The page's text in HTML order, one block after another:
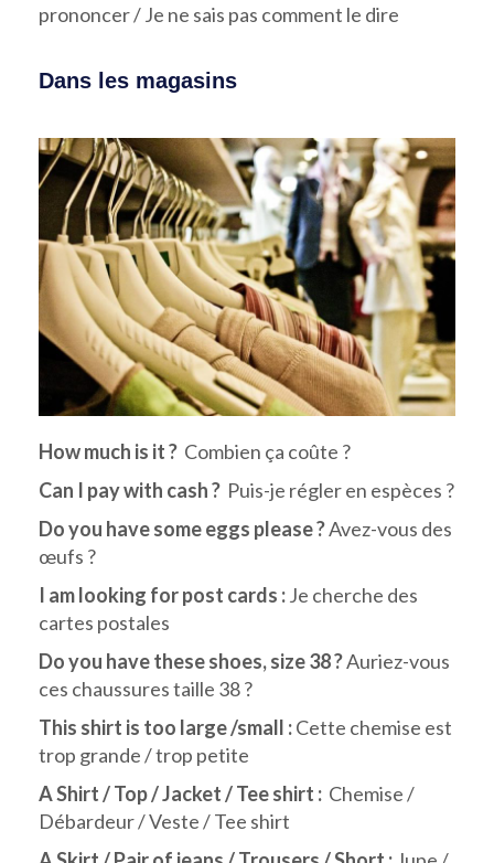
prononcer / Je ne sais pas comment le dire
Dans les magasins
How much is it ? Combien ça coûte ?
Can I pay with cash ? Puis-je régler en espèces ?
Do you have some eggs please ?Avez-vous des
œufs ?
I am looking for post cards :Je cherche des
cartes postales
Do you have these shoes, size 38 ?Auriez-vous
ces chaussures taille 38 ?
This shirt is too large /small :Cette chemise est
trop grande / trop petite
A Shirt / Top / Jacket / Tee shirt : Chemise /
Débardeur / Veste / Tee shirt